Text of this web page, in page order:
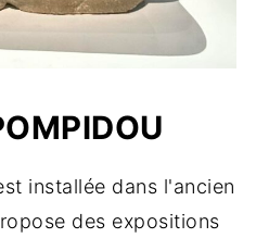
installée dans l'ancien
des expositions